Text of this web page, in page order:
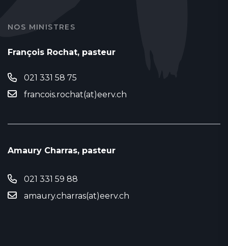
NOS MINISTRES
François Rochat, pasteur
021 331 58 75
francois.rochat(at)eerv.ch
Amaury Charras, pasteur
021 331 59 88
amaury.charras(at)eerv.ch